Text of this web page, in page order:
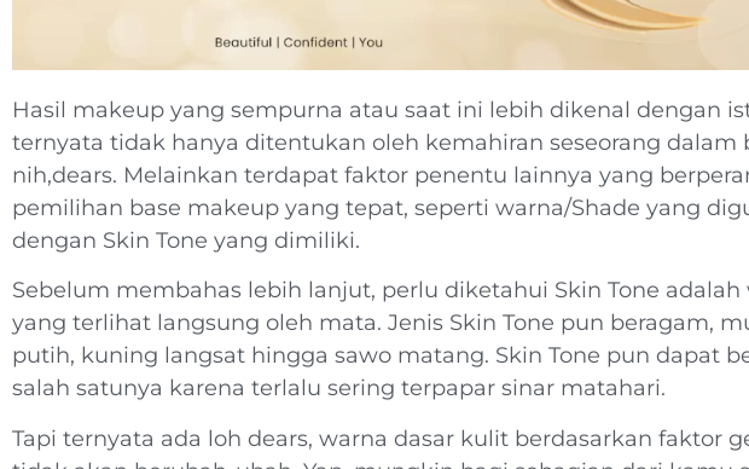
Hasil makeup yang sempurna atau saat ini lebih dikenal dengan
ternyata tidak hanya ditentukan oleh kemahiran seseorang dalam
nih,dears. Melainkan terdapat faktor penentu lainnya yang
pemilihan base makeup yang tepat, seperti warna/Shade yang
dengan Skin Tone yang dimiliki.
Sebelum membahas lebih lanjut, perlu diketahui Skin Tone
yang terlihat langsung oleh mata. Jenis Skin Tone pun beragam,
putih, kuning langsat hingga sawo matang. Skin Tone pun dapat
salah satunya karena terlalu sering terpapar sinar matahari.
Tapi ternyata ada loh dears, warna dasar kulit berdasarkan faktor